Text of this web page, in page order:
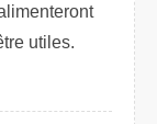
utiles.